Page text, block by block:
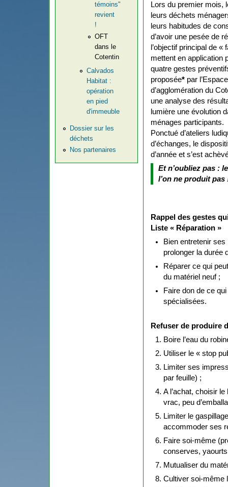
témoins"
revient
!
OFT
dans le
Cotentin
Calvados
Habitat :
opération
en pied
d'immeuble
Dossier sur les
déchets
Nos partenaires
Lors du premier mois,
leurs déchets
leurs habitudes de
d’avoir une pesée de
l’objectif principal de
mettent en application
quatre gestes
proposée* par
d’agglomération du
une analyse des
lumière une évolution
ménages participants.
Ponctué d’ateliers
d’échanges, le
d’année et s’est
Et n’oubliez pas :
l’on ne produit pas
Rappel des gestes
Liste « Réparation »
Bien entretenir ses
prolonger la durée
Réparer ce qui
du matériel neuf ;
Faire don de ce
spécialisées.
Refuser de produire
Boire l’eau du
Utiliser le « stop
Limiter ses
par feuille) ;
A l’achat, choisir
vrac, peu
Limiter le
accommoder ses
Faire soi-même
conserves,
Mutualiser du
Cultiver soi-même